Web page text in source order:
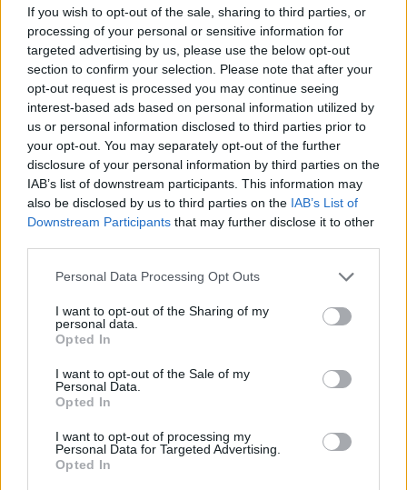
If you wish to opt-out of the sale, sharing to third parties, or
processing of your personal or sensitive information for
targeted advertising by us, please use the below opt-out
section to confirm your selection. Please note that after your
opt-out request is processed you may continue seeing
interest-based ads based on personal information utilized by
us or personal information disclosed to third parties prior to
your opt-out. You may separately opt-out of the further
disclosure of your personal information by third parties on the
IAB’s list of downstream participants. This information may
also be disclosed by us to third parties on the IAB’s List of
Downstream Participants that may further disclose it to other
Personal Data Processing Opt Outs
I want to opt-out of the Sharing of my
personal data.
Opted In
I want to opt-out of the Sale of my
Personal Data.
Opted In
I want to opt-out of processing my
Personal Data for Targeted Advertising.
Opted In
Δείτε επίσης